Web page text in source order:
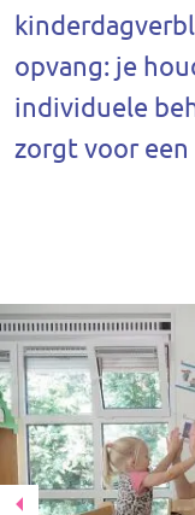
opvang: je
individuele
zorgt voor